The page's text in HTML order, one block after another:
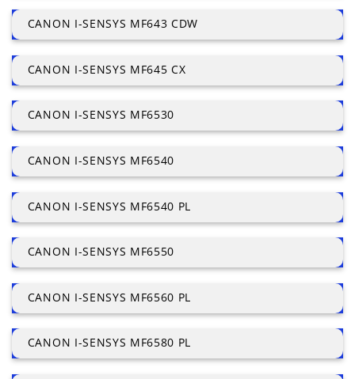
CANON I-SENSYS MF643 CDW
CANON I-SENSYS MF645 CX
CANON I-SENSYS MF6530
CANON I-SENSYS MF6540
CANON I-SENSYS MF6540 PL
CANON I-SENSYS MF6550
CANON I-SENSYS MF6560 PL
CANON I-SENSYS MF6580 PL